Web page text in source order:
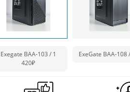
Exegate BAA-103 / 1
420₽
ExeGate BAA-108